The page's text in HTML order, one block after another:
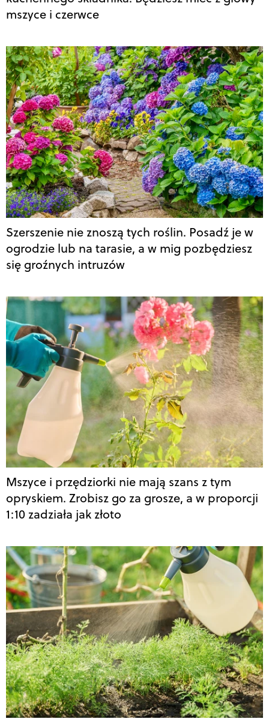
mszyce i czerwce
Szerszenie nie znoszą tych roślin. Posadź je w
ogrodzie lub na tarasie, a w mig pozbędziesz
się groźnych intruzów
Mszyce i przędziorki nie mają szans z tym
opryskiem. Zrobisz go za grosze, a w proporcji
1:10 zadziała jak złoto